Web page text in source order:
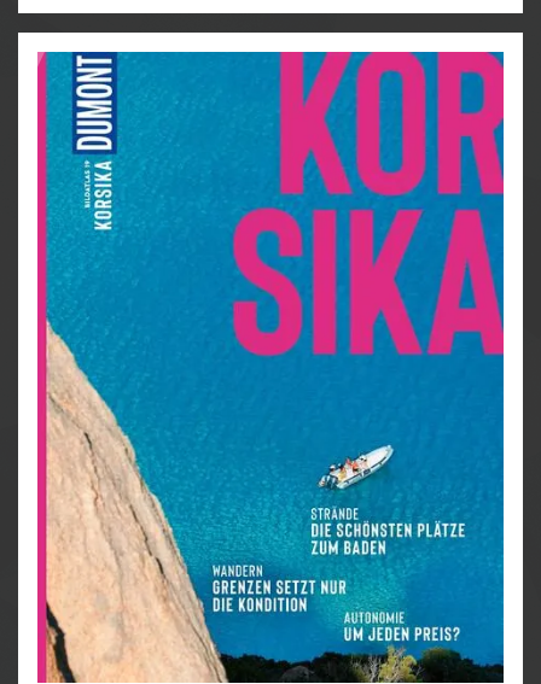
natürlich“ mit zahlreichen Tipps, wie man nachhaltig
unterwegs sein kann und „Urlaub erinnern“ mit
Andenken, Eindrücken und Erinnerungen, die unsere
Autoren von ihrer Reise mitgebracht haben.
DUMONT Bildatlas Kreta - die Bilder des Fotografen
Tobias Gerber zeigen faszinierende Panoramen und
ungewöhnliche Nahaufnahmen. Sechs Kapitel,
gegliedert nach regionalen Gesichtspunkten, geben
einen Einblick in die attraktive Urlaubsinsel, die
landschaftlich schön und vielseitig ist. Zu jedem
Kapitel gehören Hintergrundreportagen und Specials,
die aktuelle und interessante Themen aufgreifen. Den
Abschluss eines jeden Kapitels bilden Infoseiten mit
allen wichtigen Sehenswürdigkeiten, die auf der
nebenstehenden detaillierten Reisekarte leicht zu
lokalisieren sind. Viele persönliche Tipps des Autors
sowie Empfehlungen zu Hotels und Restaurants
ergänzen das Infoangebot. Abgerundet wird der
Bildatlas durch das Servicekapitel, das praktische und
allgemeine Informationen für die Vorbereitung der
Reise beinhaltet sowie Daten und Fakten zum
Reiseziel liefert. Kompakt zusammengefasst und
übersichtlich überzeugt der DUMONT Bildatlas als
zuverlässiger Reisebegleiter und garantiert
erlebnisreiche Tage auf Kreta!